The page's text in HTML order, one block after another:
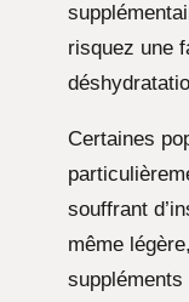
risquez une
Certaines
souffrant
même